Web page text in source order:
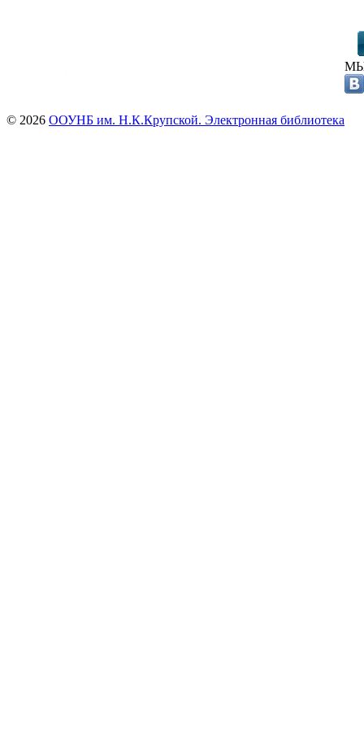
© 2026 ООУНБ им. Н.К.Крупской. Электронная библиотека